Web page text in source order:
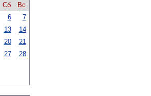
Сб
Вс
6
7
13
14
20
21
27
28